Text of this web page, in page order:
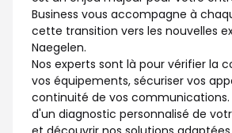
Business vous accompagne à
cette transition vers les nouvelles
Naegelen.
Nos experts sont là pour vérifier la
vos équipements, sécuriser vos
continuité de vos communications.
d'un diagnostic personnalisé de